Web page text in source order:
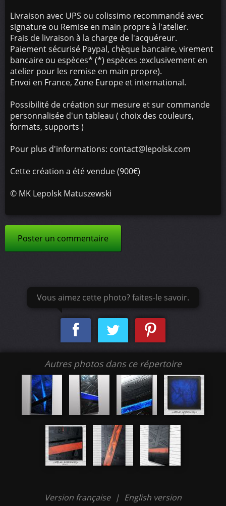
Livraison avec UPS ou colissimo recommandé avec
signature ou Remise en main propre à l'atelier.
Frais de livraison à la charge de l'acquéreur.
Paiement sécurisé Paypal, chèque bancaire, virement
bancaire ou espèces* (*) espèces :exclusivement en
atelier pour les remise en main propre).
Envoi en France, Zone Europe et international.
Possibilité de création sur mesure et sur commande
personnalisée d'un tableau ( choix des couleurs,
formats, supports )
Pour plus d'informations: contact@lepolsk.com
Cette création a été vendue (900€)
© MK Lepolsk Matuszewski
Poster un commentaire
Vous aimez cette photo? faites-le savoir.
Autres photos dans ce répertoire
Version française | English version